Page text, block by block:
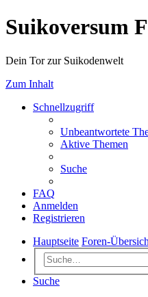
Suikoversum
Dein Tor zur Suikodenwelt
Zum Inhalt
Schnellzugriff
Unbeantwortete
Aktive Themen
Suche
FAQ
Anmelden
Registrieren
Hauptseite Foren-
Suche